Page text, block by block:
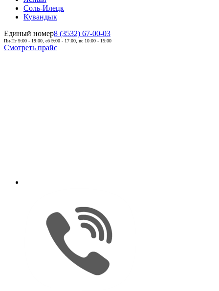
Соль-Илецк
Кувандык
Единый номер8 (3532) 67-00-03
Пн-Пт 9:00 - 19:00, сб 9:00 - 17:00, вс 10:00 - 15:00
Смотреть прайс